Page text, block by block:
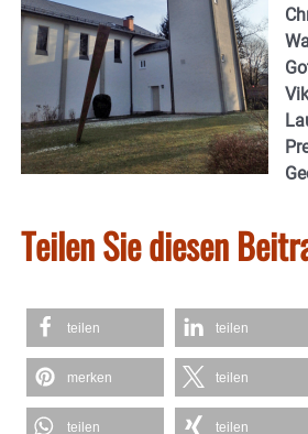
Teilen Sie diesen
teilen teilen
merken teilen
teilen teilen